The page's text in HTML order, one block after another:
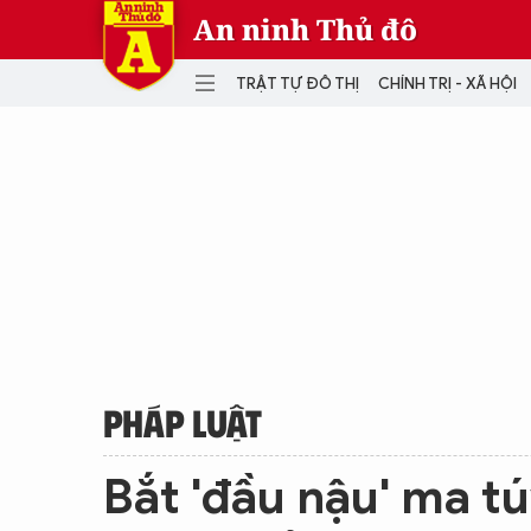
An ninh Thủ đô
TRẬT TỰ ĐÔ THỊ CHÍNH TRỊ - XÃ HỘI
PHÁP LUẬT
Bắt 'đầu nậu' ma